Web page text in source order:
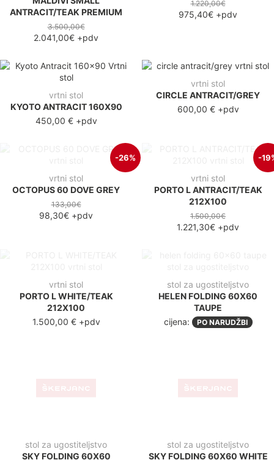
ANTRACIT/TEAK PREMIUM
3.500,00€
2.041,00€ +pdv
1.220,00€
975,40€ +pdv
vrtni stol
KYOTO ANTRACIT 160X90
450,00 €+pdv
vrtni stol
CIRCLE ANTRACIT/GREY
600,00 €+pdv
-26%
vrtni stol
OCTOPUS 60 DOVE GREY
133,00€
98,30€ +pdv
-
vrtni stol
PORTO L ANTRACIT/TEAK
212X100
1.500,00€
1.221,30€ +pdv
vrtni stol
PORTO L WHITE/TEAK
212X100
1.500,00 €+pdv
stol za ugostiteljstvo
HELEN FOLDING 60X60
TAUPE
cijena:
PO NARUDŽBI
SKY FOLDING 60X60
SKY FOLDING 60X60 WHITE